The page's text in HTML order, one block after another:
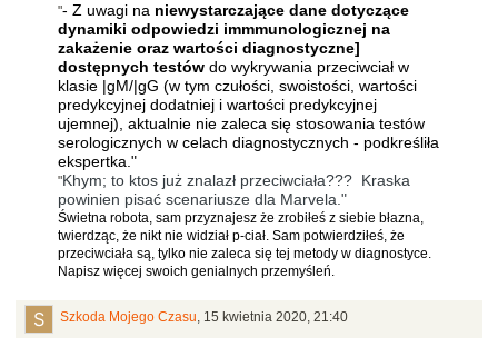
"- Z uwagi na niewystarczające dane dotyczące
dynamiki odpowiedzi immmunologicznej na
zakażenie oraz wartości diagnostyczne]
dostępnych testów do wykrywania przeciwciał w
klasie |gM/|gG (w tym czułości, swoistości, wartości
predykcyjnej dodatniej i wartości predykcyjnej
ujemnej), aktualnie nie zaleca się stosowania testów
serologicznych w celach diagnostycznych - podkreśliła
ekspertka."
"Khym; to ktos już znalazł przeciwciała??? Kraska
powinien pisać scenariusze dla Marvela."
Świetna robota, sam przyznajesz że zrobiłeś z siebie błazna,
twierdząc, że nikt nie widział p-ciał. Sam potwierdziłeś, że
przeciwciała są, tylko nie zaleca się tej metody w diagnostyce.
Napisz więcej swoich genialnych przemyśleń.
Szkoda Mojego Czasu, 15 kwietnia 2020, 21:40